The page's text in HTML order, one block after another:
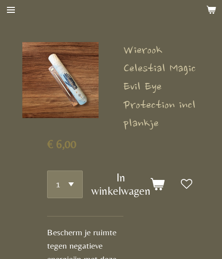
Ga
hoofdinhoud
Wierook
Celestial Magic
Evil Eye
Protection incl
plankje
€ 6,00
In
winkelwagen
Bescherm je ruimte
tegen negatieve